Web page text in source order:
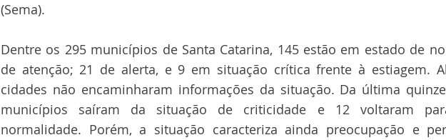
(Sema).
Dentre os 295 municípios de Santa Catarina, 145 estão em estado de
de atenção; 21 de alerta, e 9 em situação crítica frente à estiagem.
cidades não encaminharam informações da situação. Da última
municípios saíram da situação de criticidade e 12 voltaram
normalidade. Porém, a situação caracteriza ainda preocupação e